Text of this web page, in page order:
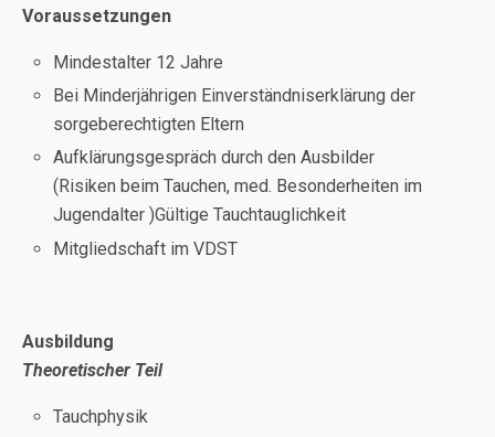
Voraussetzungen
Mindestalter 12 Jahre
Bei Minderjährigen Einverständniserklärung der
sorgeberechtigten Eltern
Aufklärungsgespräch durch den Ausbilder
(Risiken beim Tauchen, med. Besonderheiten im
Jugendalter )Gültige Tauchtauglichkeit
Mitgliedschaft im VDST
Ausbildung
Theoretischer Teil
Tauchphysik